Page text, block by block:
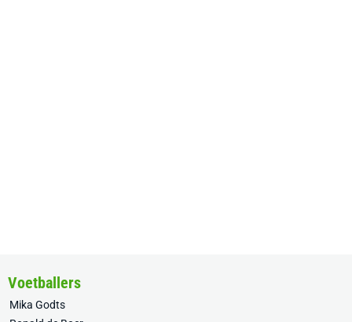
Voetballers
Mika Godts